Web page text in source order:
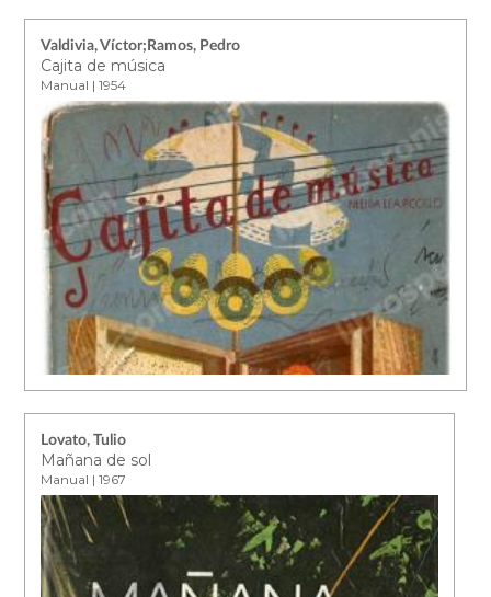
Valdivia, Víctor;Ramos, Pedro
Cajita de música
Manual | 1954
Lovato, Tulio
Mañana de sol
Manual | 1967